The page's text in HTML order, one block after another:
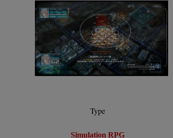
Type
Simulation RPG